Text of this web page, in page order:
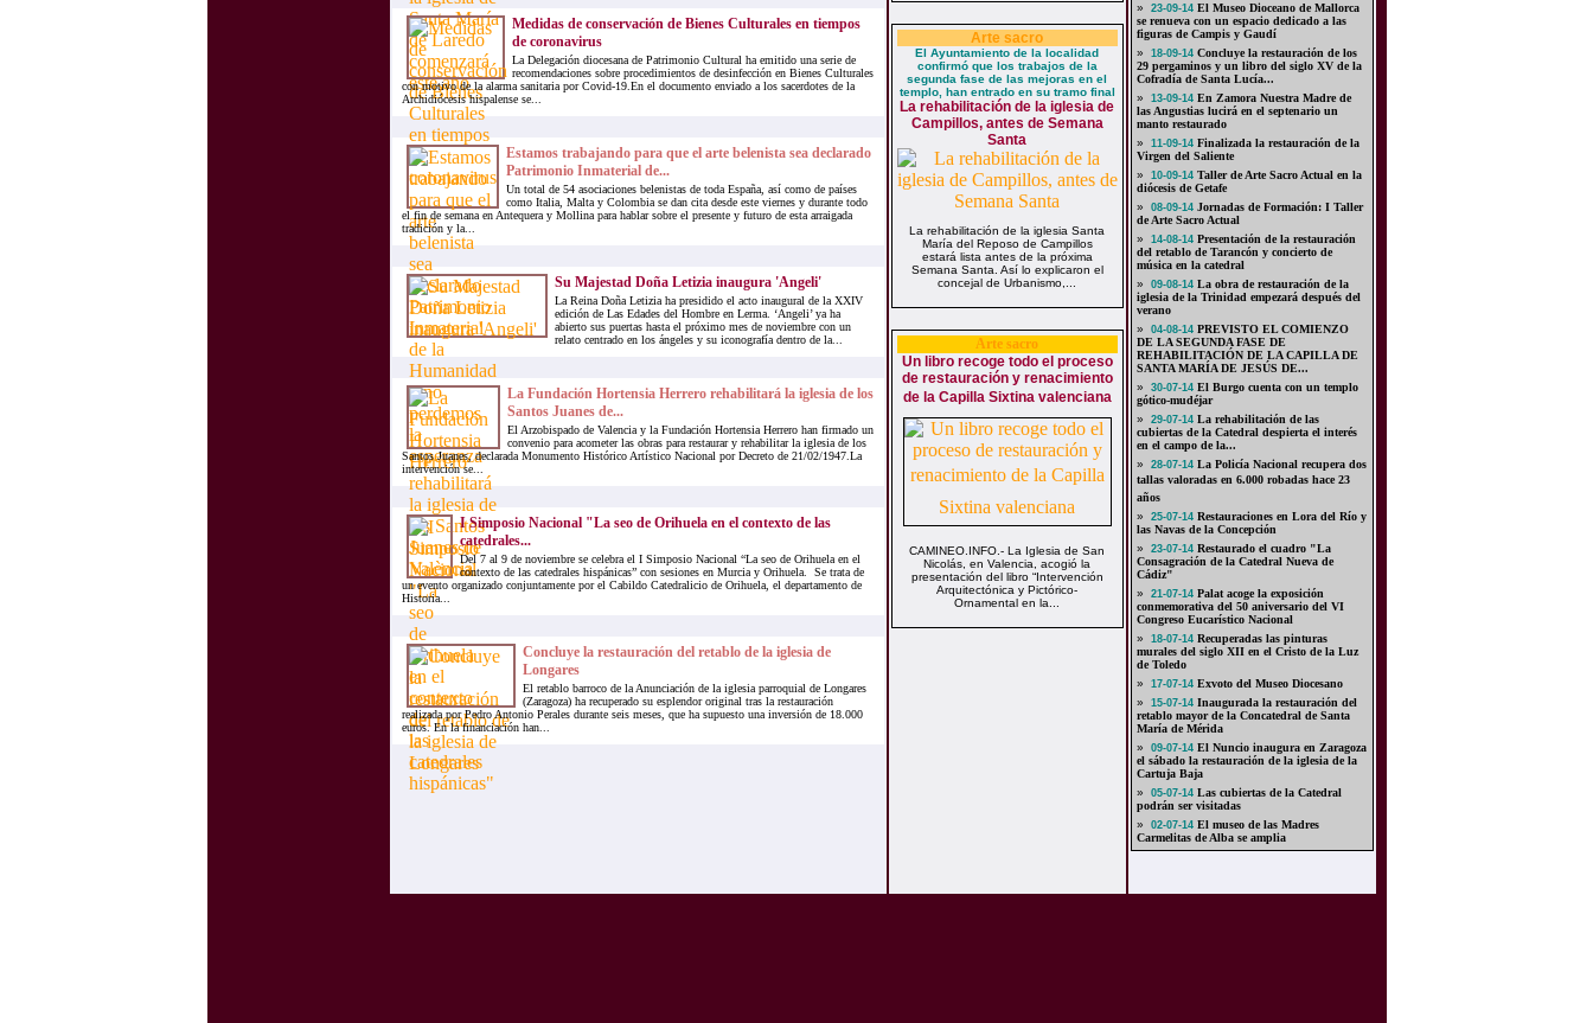
Medidas de conservación de Bienes Culturales en tiempos
de coronavirus
La Delegación diocesana de Patrimonio Cultural ha emitido una serie de
recomendaciones sobre procedimientos de desinfección en Bienes Culturales
con motivo de la alarma sanitaria por Covid-19.En el documento enviado a los sacerdotes de la
Archidiócesis hispalense se...
Estamos trabajando para que el arte belenista sea declarado
Patrimonio Inmaterial de...
Un total de 54 asociaciones belenistas de toda España, así como de países
como Italia, Malta y Colombia se dan cita desde este viernes y durante todo
el fin de semana en Antequera y Mollina para hablar sobre el presente y futuro de esta arraigada
tradición y la...
Su Majestad Doña Letizia inaugura 'Angeli'
La Reina Doña Letizia ha presidido el acto inaugural de la XXIV
edición de Las Edades del Hombre en Lerma. ‘Angeli’ ya ha
abierto sus puertas hasta el próximo mes de noviembre con un
relato centrado en los ángeles y su iconografía dentro de la...
La Fundación Hortensia Herrero rehabilitará la iglesia de los
Santos Juanes de...
El Arzobispado de Valencia y la Fundación Hortensia Herrero han firmado un
convenio para acometer las obras para restaurar y rehabilitar la iglesia de los
Santos Juanes, declarada Monumento Histórico Artístico Nacional por Decreto de 21/02/1947.La
intervención se...
I Simposio Nacional "La seo de Orihuela en el contexto de las
catedrales...
Del 7 al 9 de noviembre se celebra el I Simposio Nacional “La seo de Orihuela en el
contexto de las catedrales hispánicas” con sesiones en Murcia y Orihuela. Se trata de
un evento organizado conjuntamente por el Cabildo Catedralicio de Orihuela, el departamento de
Historia...
Concluye la restauración del retablo de la iglesia de
Longares
El retablo barroco de la Anunciación de la iglesia parroquial de Longares
(Zaragoza) ha recuperado su esplendor original tras la restauración
realizada por Pedro Antonio Perales durante seis meses, que ha supuesto una inversión de 18.000
euros. En la financiación han...
Arte sacro
El Ayuntamiento de la localidad
confirmó que los trabajos de la
segunda fase de las mejoras en el
templo, han entrado en su tramo final
La rehabilitación de la iglesia de
Campillos, antes de Semana
Santa
La rehabilitación de la iglesia Santa
María del Reposo de Campillos
estará lista antes de la próxima
Semana Santa. Así lo explicaron el
concejal de Urbanismo,...
Arte sacro
Un libro recoge todo el proceso
de restauración y renacimiento
de la Capilla Sixtina valenciana
CAMINEO.INFO.- La Iglesia de San
Nicolás, en Valencia, acogió la
presentación del libro “Intervención
Arquitectónica y Pictórico-
Ornamental en la...
»
23-09-14El Museo Dioceano de Mallorca
se renueva con un espacio dedicado a las
figuras de Campis y Gaudí
»
18-09-14Concluye la restauración de los
29 pergaminos y un libro del siglo XV de la
Cofradía de Santa Lucía...
»
13-09-14En Zamora Nuestra Madre de
las Angustias lucirá en el septenario un
manto restaurado
»
11-09-14Finalizada la restauración de la
Virgen del Saliente
»
10-09-14Taller de Arte Sacro Actual en la
diócesis de Getafe
»
08-09-14Jornadas de Formación: I Taller
de Arte Sacro Actual
»
14-08-14Presentación de la restauración
del retablo de Tarancón y concierto de
música en la catedral
»
09-08-14La obra de restauración de la
iglesia de la Trinidad empezará después del
verano
»
04-08-14PREVISTO EL COMIENZO
DE LA SEGUNDA FASE DE
REHABILITACIÓN DE LA CAPILLA DE
SANTA MARÍA DE JESÚS DE...
»
30-07-14El Burgo cuenta con un templo
gótico-mudéjar
»
29-07-14La rehabilitación de las
cubiertas de la Catedral despierta el interés
en el campo de la...
»
28-07-14La Policía Nacional recupera dos
tallas valoradas en 6.000 robadas hace 23
años
»
25-07-14Restauraciones en Lora del Río y
las Navas de la Concepción
»
23-07-14Restaurado el cuadro "La
Consagración de la Catedral Nueva de
Cádiz"
»
21-07-14Palat acoge la exposición
conmemorativa del 50 aniversario del VI
Congreso Eucarístico Nacional
»
18-07-14Recuperadas las pinturas
murales del siglo XII en el Cristo de la Luz
de Toledo
»
17-07-14Exvoto del Museo Diocesano
»
15-07-14Inaugurada la restauración del
retablo mayor de la Concatedral de Santa
María de Mérida
»
09-07-14El Nuncio inaugura en Zaragoza
el sábado la restauración de la iglesia de la
Cartuja Baja
»
05-07-14Las cubiertas de la Catedral
podrán ser visitadas
»
02-07-14El museo de las Madres
Carmelitas de Alba se amplia